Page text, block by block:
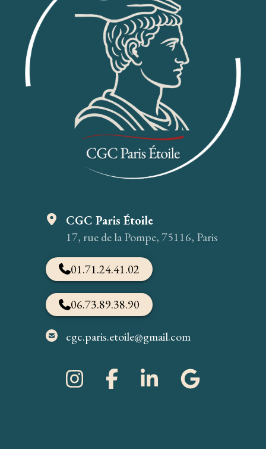
CGC Paris Étoile
17, rue de la Pompe, 75116, Paris
01.71.24.41.02
06.73.89.38.90
cgc.paris.etoile@gmail.com